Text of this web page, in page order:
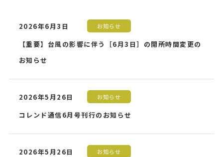
2026年6月3日 お知らせ
【重要】台風の影響に伴う［6月3日］の開所時間変更の
お知らせ
2026年5月26日 お知らせ
コレンド通信6月号刊行のお知らせ
2026年5月26日 お知らせ